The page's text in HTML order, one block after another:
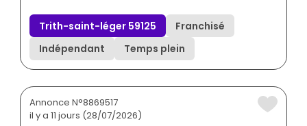
Trith-saint-léger 59125
Franchisé
Indépendant
Temps plein
Annonce N°8869517
il y a 11 jours (28/07/2026)